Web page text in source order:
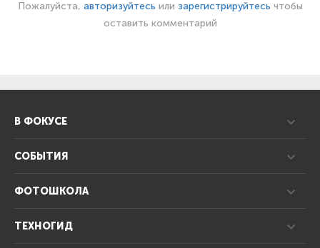
Пожалуйста, авторизуйтесь или зарегистрируйтесь чтобы
оставить комментарий
В ФОКУСЕ
СОБЫТИЯ
ФОТОШКОЛА
ТЕХНОГИД